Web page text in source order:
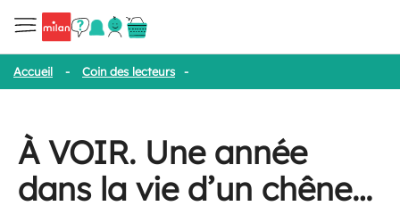
Accueil - Coin des lecteurs -
À VOIR. Une année
dans la vie d’un chêne…